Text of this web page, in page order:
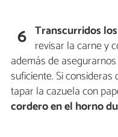
6 Transcurridos
revisar la carne y
además de
suficiente. Si
tapar la cazuela con
cordero en el horno